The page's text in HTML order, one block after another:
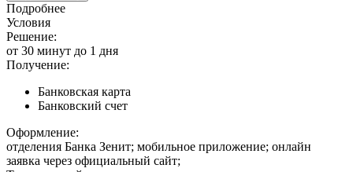
Подробнее
Условия
Решение:
от 30 минут до 1 дня
Получение:
Банковская карта
Банковский счет
Оформление:
отделения Банка Зенит; мобильное приложение; онлайн
заявка через официальный сайт;